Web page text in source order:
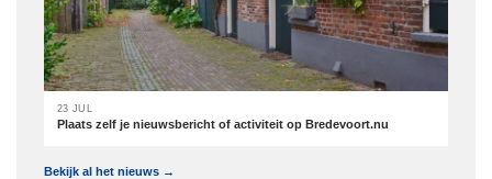
23 JUL
Plaats zelf je nieuwsbericht of activiteit op Bredevoort.nu
Bekijk al het nieuws →